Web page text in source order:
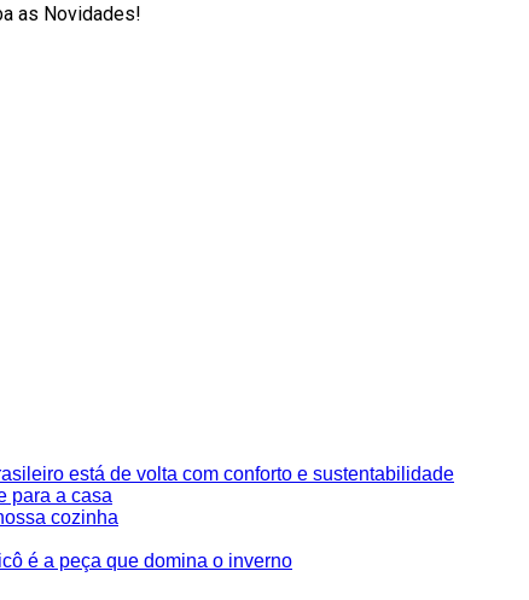
as Novidades!
está de volta com conforto e sustentabilidade
para a casa
cozinha
é a peça que domina o inverno